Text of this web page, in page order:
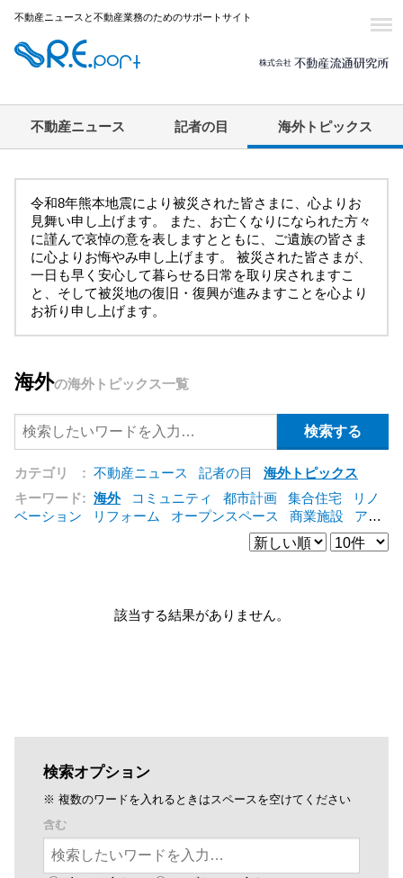
不動産ニュースと不動産業務のためのサポートサイト
不動産ニュース 記者の目 海外トピックス
令和8年熊本地震により被災された皆さまに、心よりお
見舞い申し上げます。 また、お亡くなりになられた方々
に謹んで哀悼の意を表しますとともに、ご遺族の皆さま
に心よりお悔やみ申し上げます。 被災された皆さまが、
一日も早く安心して暮らせる日常を取り戻されますこ
と、そして被災地の復旧・復興が進みますことを心より
お祈り申し上げます。
海外の海外 トピックス一覧
カテゴリ : 不動産ニュース 記者の目
海外トピックス
キーワード: 海外 コミュニティ 都市計画 集合住宅
リノ
ベーション
リフォーム オープンスペース 商業施設
アパ
エネルギー
新型コロ
コンバージョン
都市再生
該当する結果がありません。
検索オプション
※ 複数のワードを入れるときはスペースを空けてください
含む